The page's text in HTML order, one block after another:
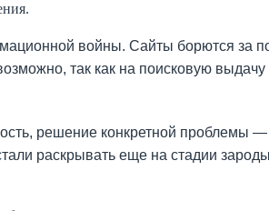
войны. Сайты борются за
так как на поисковую
решение конкретной проблемы —
раскрывать еще на стадии